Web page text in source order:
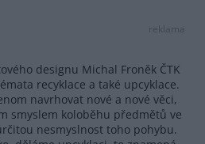
reklama
designu Michal Froněk ČTK
recyklace a také upcyklace.
navrhovat nové a nové věci,
smyslem koloběhu předmětů ve
nesmyslnost toho pohybu.